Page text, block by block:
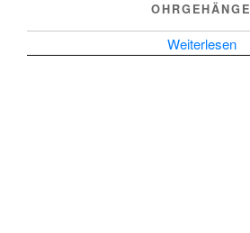
OHRGEHÄNGE
Weiterlesen